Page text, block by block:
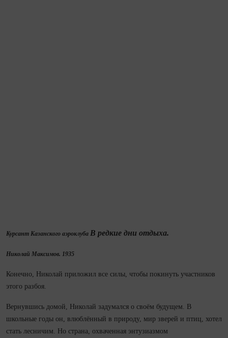
Курсант Казанского аэроклуба В редкие дни отдыха.
Николай Максимов. 1935
Конечно, Николай приложил все силы, чтобы покинуть участников
этого разбоя.
Вернувшись домой, Николай задумался о своём будущем. В
школьные годы он, влюб­лённый в природу, мир зверей и птиц, хотел
стать лесничим. Но страна, охваченная энтузиазмом